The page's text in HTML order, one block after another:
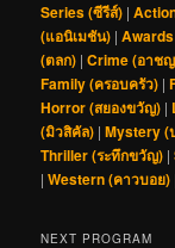
Series (ซีรีส์) |
(แอนิเมชัน) |
(ตลก) |Crime (อาช
Family (ครอบครัว) |
Horror (สยองขวัญ) |
(มิวสิคัล) |Mystery (
Thriller (ระทึกขวัญ) |
|Western (คาวบอย)
NEXT PROGRAM